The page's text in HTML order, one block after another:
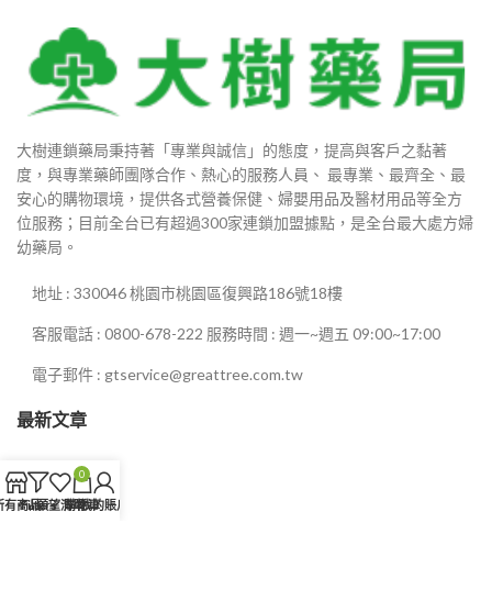
大樹連鎖藥局秉持著「專業與誠信」的態度，提高與客戶之黏著
度，與專業藥師團隊合作、熱心的服務人員、 最專業、最齊全、最
安心的購物環境，提供各式營養保健、婦嬰用品及醫材用品等全方
位服務；目前全台已有超過300家連鎖加盟據點，是全台最大處方婦
幼藥局。
地址 : 330046 桃園市桃園區復興路186號18樓
客服電話 : 0800-678-222 服務時間 : 週一~週五 09:00~17:00
電子郵件 : gtservice@greattree.com.tw
最新文章
有商品Filters
願望清單
0
購物車我的賬戶